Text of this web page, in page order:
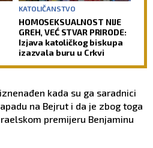
KATOLIČANSTVO
HOMOSEKSUALNOST NIJE
GREH, VEĆ STVAR PRIRODE:
Izjava katoličkog biskupa
izazvala buru u Crkvi
kada su ga saradnici
na Bejrut i da je zbog toga
premijeru Benjaminu